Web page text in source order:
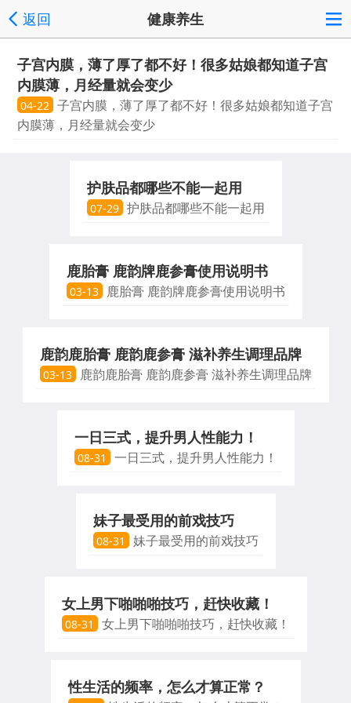
返回 健康养生
子宫内膜，薄了厚了都不好！很多姑娘都知道子宫
内膜薄，月经量就会变少
04-22 子宫内膜，薄了厚了都不好！很多姑娘都知道子宫
内膜薄，月经量就会变少
护肤品都哪些不能一起用
07-29 护肤品都哪些不能一起用
鹿胎膏 ​鹿韵牌鹿参膏使用说明书
03-13 鹿胎膏 ​鹿韵牌鹿参膏使用说明书
鹿韵鹿胎膏 鹿韵鹿参膏 滋补养生调理品牌
03-13 鹿韵鹿胎膏 鹿韵鹿参膏 滋补养生调理品牌
一日三式，提升男人性能力！
08-31 一日三式，提升男人性能力！
妹子最受用的前戏技巧
08-31 妹子最受用的前戏技巧
女上男下啪啪啪技巧，赶快收藏！
08-31 女上男下啪啪啪技巧，赶快收藏！
性生活的频率，怎么才算正常？